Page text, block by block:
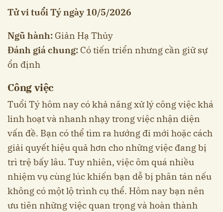
Tử vi tuổi Tý ngày 10/5/2026
Ngũ hành: Giản Hạ Thủy
Đánh giá chung: Có tiến triển nhưng cần giữ sự
ổn định
Công việc
Tuổi Tý hôm nay có khả năng xử lý công việc khá
linh hoạt và nhanh nhạy trong việc nhận diện
vấn đề. Bạn có thể tìm ra hướng đi mới hoặc cách
giải quyết hiệu quả hơn cho những việc đang bị
trì trệ bấy lâu. Tuy nhiên, việc ôm quá nhiều
nhiệm vụ cùng lúc khiến bạn dễ bị phân tán nếu
không có một lộ trình cụ thể. Hôm nay bạn nên
ưu tiên những việc quan trọng và hoàn thành